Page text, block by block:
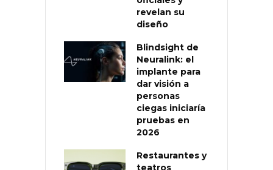
revelan su
diseño
Blindsight de
Neuralink: el
implante para
dar visión a
personas
ciegas iniciaría
pruebas en
2026
Restaurantes y
teatros